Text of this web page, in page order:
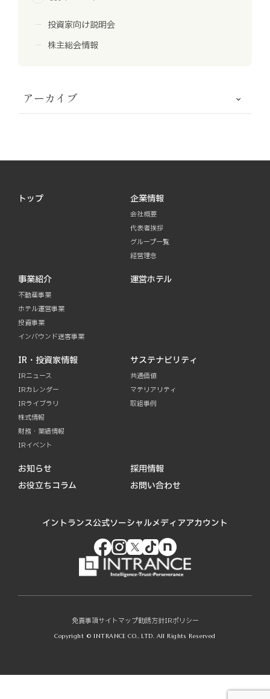
投資家向け説明会
株主総会情報
アーカイブ
トップ 企業情報
会社概要
代表者挨拶
グループ一覧
経営理念
事業紹介
不動産事業
ホテル運営事業
投資事業
インバウンド送客事業
運営ホテル
IR・投資家情報
IRニュース
IRカレンダー
IRライブラリ
株式情報
財務・業績情報
IRイベント
サステナビリティ
共通価値
マテリアリティ
取組事例
お知らせ
お役立ちコラム
採用情報
お問い合わせ
イントランス公式ソーシャルメディアアカウント
免責事項サイトマップ勧誘方針IRポリシー
Copyright © INTRANCE CO., LTD. All Rights Reserved